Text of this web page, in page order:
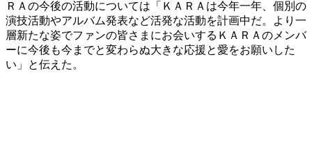
ＲＡの今後の活動については「ＫＡＲＡは今年一年、個別の
演技活動やアルバム発表など活発な活動を計画中だ。より一
層新たな姿でファンの皆さまにお会いするＫＡＲＡのメンバ
ーに今後も今までと変わらぬ大きな応援と愛をお願いした
い」と伝えた。